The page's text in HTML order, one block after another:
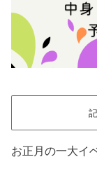
お正月の一大イ